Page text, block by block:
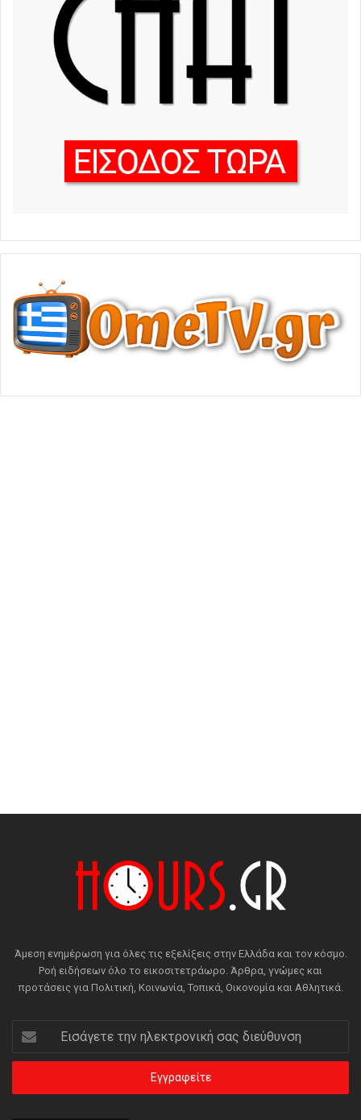
Άμεση ενημέρωση για όλες τις εξελίξεις στην Ελλάδα και τον κόσμο.
Ροή ειδήσεων όλο το εικοσιτετράωρο. Άρθρα, γνώμες και
προτάσεις για Πολιτική, Κοινωνία, Τοπικά, Οικονομία και Αθλητικά.
την
ηλεκτρονική
διεύθυνση